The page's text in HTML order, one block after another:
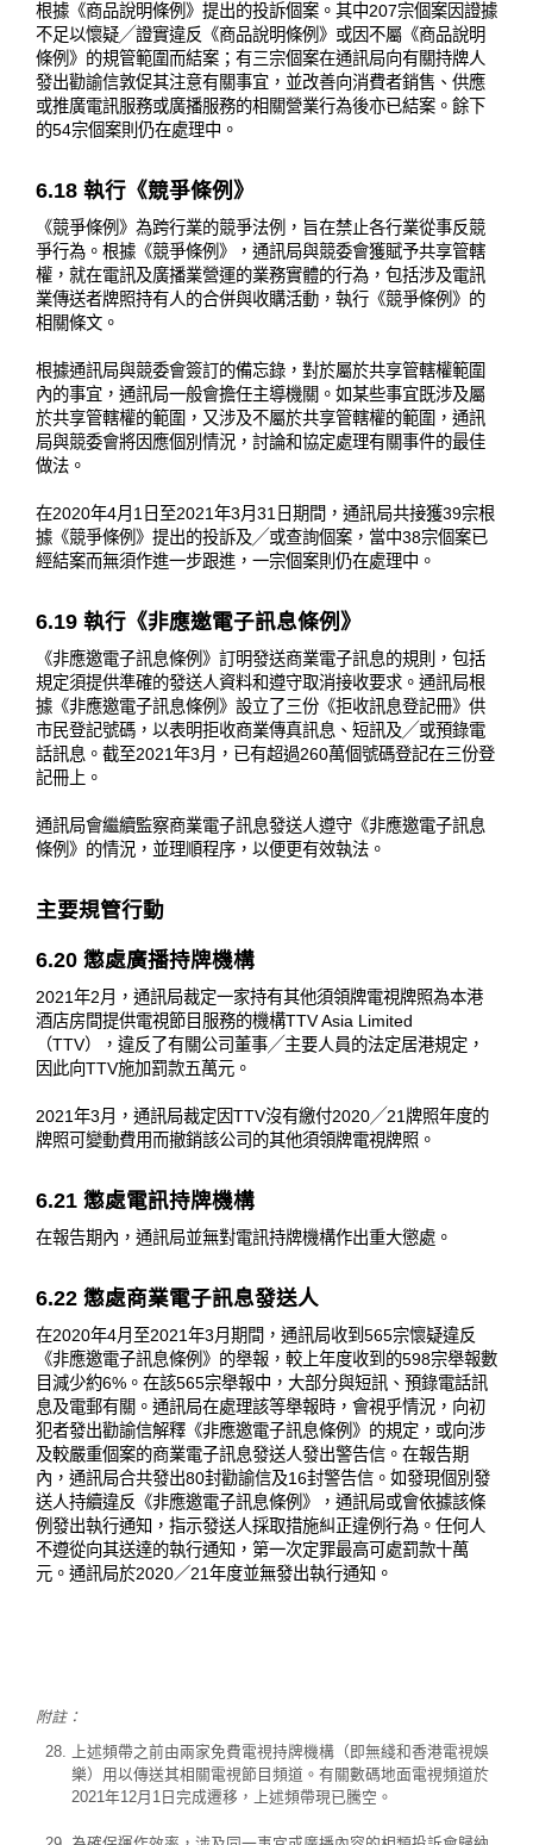
根據《商品說明條例》提出的投訴個案。其中207宗個案因證據
不足以懷疑╱證實違反《商品說明條例》或因不屬《商品說明
條例》的規管範圍而結案；有三宗個案在通訊局向有關持牌人
發出勸諭信敦促其注意有關事宜，並改善向消費者銷售、供應
或推廣電訊服務或廣播服務的相關營業行為後亦已結案。餘下
的54宗個案則仍在處理中。
6.18 執行《競爭條例》
《競爭條例》為跨行業的競爭法例，旨在禁止各行業從事反競
爭行為。根據《競爭條例》，通訊局與競委會獲賦予共享管轄
權，就在電訊及廣播業營運的業務實體的行為，包括涉及電訊
業傳送者牌照持有人的合併與收購活動，執行《競爭條例》的
相關條文。
根據通訊局與競委會簽訂的備忘錄，對於屬於共享管轄權範圍
內的事宜，通訊局一般會擔任主導機關。如某些事宜既涉及屬
於共享管轄權的範圍，又涉及不屬於共享管轄權的範圍，通訊
局與競委會將因應個別情況，討論和協定處理有關事件的最佳
做法。
在2020年4月1日至2021年3月31日期間，通訊局共接獲39宗根
據《競爭條例》提出的投訴及╱或查詢個案，當中38宗個案已
經結案而無須作進一步跟進，一宗個案則仍在處理中。
6.19 執行《非應邀電子訊息條例》
《非應邀電子訊息條例》訂明發送商業電子訊息的規則，包括
規定須提供準確的發送人資料和遵守取消接收要求。通訊局根
據《非應邀電子訊息條例》設立了三份《拒收訊息登記冊》供
市民登記號碼，以表明拒收商業傳真訊息、短訊及╱或預錄電
話訊息。截至2021年3月，已有超過260萬個號碼登記在三份登
記冊上。
通訊局會繼續監察商業電子訊息發送人遵守《非應邀電子訊息
條例》的情況，並理順程序，以便更有效執法。
主要規管行動
6.20 懲處廣播持牌機構
2021年2月，通訊局裁定一家持有其他須領牌電視牌照為本港
酒店房間提供電視節目服務的機構TTV Asia Limited
（TTV），違反了有關公司董事╱主要人員的法定居港規定，
因此向TTV施加罰款五萬元。
2021年3月，通訊局裁定因TTV沒有繳付2020╱21牌照年度的
牌照可變動費用而撤銷該公司的其他須領牌電視牌照。
6.21 懲處電訊持牌機構
在報告期內，通訊局並無對電訊持牌機構作出重大懲處。
6.22 懲處商業電子訊息發送人
在2020年4月至2021年3月期間，通訊局收到565宗懷疑違反
《非應邀電子訊息條例》的舉報，較上年度收到的598宗舉報數
目減少約6%。在該565宗舉報中，大部分與短訊、預錄電話訊
息及電郵有關。通訊局在處理該等舉報時，會視乎情況，向初
犯者發出勸諭信解釋《非應邀電子訊息條例》的規定，或向涉
及較嚴重個案的商業電子訊息發送人發出警告信。在報告期
內，通訊局合共發出80封勸諭信及16封警告信。如發現個別發
送人持續違反《非應邀電子訊息條例》，通訊局或會依據該條
例發出執行通知，指示發送人採取措施糾正違例行為。任何人
不遵從向其送達的執行通知，第一次定罪最高可處罰款十萬
元。通訊局於2020／21年度並無發出執行通知。
附註：
上述頻帶之前由兩家免費電視持牌機構（即無綫和香港電視娛
樂）用以傳送其相關電視節目頻道。有關數碼地面電視頻道於
2021年12月1日完成遷移，上述頻帶現已騰空。